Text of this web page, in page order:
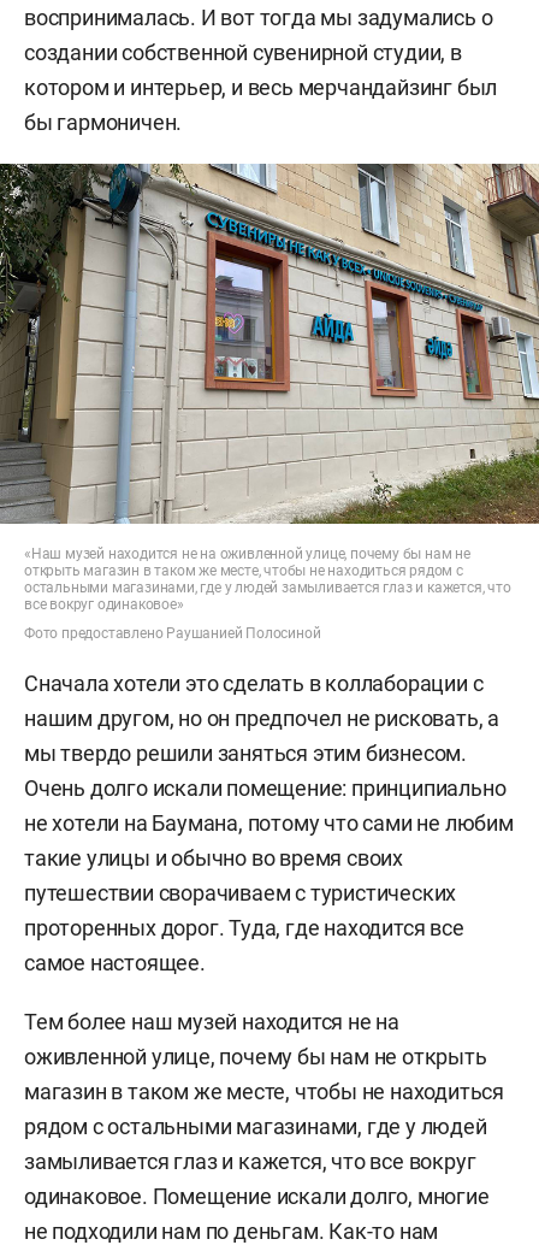
воспринималась. И вот тогда мы задумались о
создании собственной сувенирной студии, в
котором и интерьер, и весь мерчандайзинг был
бы гармоничен.
«Наш музей находится не на оживленной улице, почему бы нам не
открыть магазин в таком же месте, чтобы не находиться рядом с
остальными магазинами, где у людей замыливается глаз и кажется, что
все вокруг одинаковое»
Фото предоставлено Раушанией Полосиной
Сначала хотели это сделать в коллаборации с
нашим другом, но он предпочел не рисковать, а
мы твердо решили заняться этим бизнесом.
Очень долго искали помещение: принципиально
не хотели на Баумана, потому что сами не любим
такие улицы и обычно во время своих
путешествии сворачиваем с туристических
проторенных дорог. Туда, где находится все
самое настоящее.
Тем более наш музей находится не на
оживленной улице, почему бы нам не открыть
магазин в таком же месте, чтобы не находиться
рядом с остальными магазинами, где у людей
замыливается глаз и кажется, что все вокруг
одинаковое. Помещение искали долго, многие
не подходили нам по деньгам. Как-то нам